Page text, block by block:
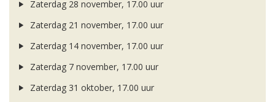
Zaterdag 28 november, 17.00 uur
Zaterdag 21 november, 17.00 uur
Zaterdag 14 november, 17.00 uur
Zaterdag 7 november, 17.00 uur
Zaterdag 31 oktober, 17.00 uur